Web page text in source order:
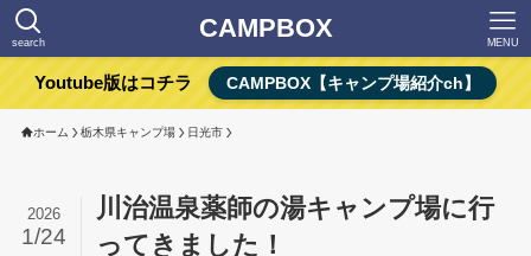
CAMPBOX
search MENU
Youtube版はコチラ CAMPBOX【キャンプ場紹介ch】
ホーム 栃木県キャンプ場 日光市
川治温泉薬師の湯キャンプ場に行
ってきました！
2026
1/24